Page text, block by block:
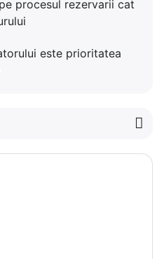
procesul rezervarii cat
este prioritatea